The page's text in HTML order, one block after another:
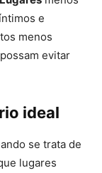
e
menos
evitar
ideal
se trata de
lugares